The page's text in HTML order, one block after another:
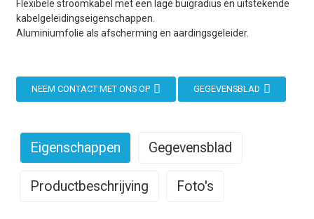
Flexibele stroomkabel met een lage buigradius en uitstekende
kabelgeleidingseigenschappen.
Aluminiumfolie als afscherming en aardingsgeleider.
NEEM CONTACT MET ONS OP GEGEVENSBLAD
Eigenschappen Gegevensblad
Productbeschrijving Foto's